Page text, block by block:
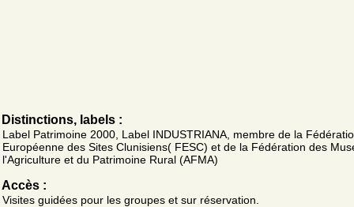
Distinctions, labels :
Label Patrimoine 2000, Label INDUSTRIANA, membre de la
Européenne des Sites Clunisiens( FESC) et de la Fédération des
l'Agriculture et du Patrimoine Rural (AFMA)
Accès :
Visites guidées pour les groupes et sur réservation.